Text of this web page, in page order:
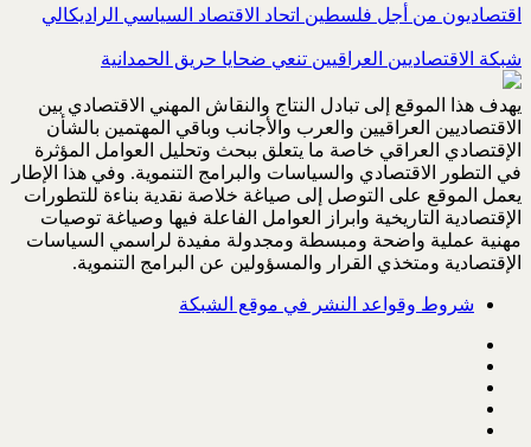
اقتصاديون من أجل فلسطين اتحاد الاقتصاد السياسي الراديكالي
شبكة الاقتصاديين العراقيين تنعي ضحايا حريق الحمدانية
يهدف هذا الموقع إلى تبادل النتاج والنقاش المهني الاقتصادي بين
الاقتصاديين العراقيين والعرب والأجانب وباقي المهتمين بالشأن
الإقتصادي العراقي خاصة ما يتعلق ببحث وتحليل العوامل المؤثرة
في التطور الاقتصادي والسياسات والبرامج التنموية. وفي هذا الإطار
يعمل الموقع على التوصل إلى صياغة خلاصة نقدية بناءة للتطورات
الإقتصادية التاريخية وابراز العوامل الفاعلة فيها وصياغة توصيات
مهنية عملية واضحة ومبسطة ومجدولة مفيدة لراسمي السياسات
الإقتصادية ومتخذي القرار والمسؤولين عن البرامج التنموية.
شروط وقواعد النشر في موقع الشبكة